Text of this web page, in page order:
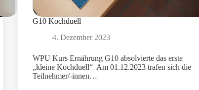
G10 Kochduell
4. Dezember 2023
WPU Kurs Ernährung G10 absolvierte das erste
„kleine Kochduell“ Am 01.12.2023 trafen sich die
Teilnehmer/-innen…